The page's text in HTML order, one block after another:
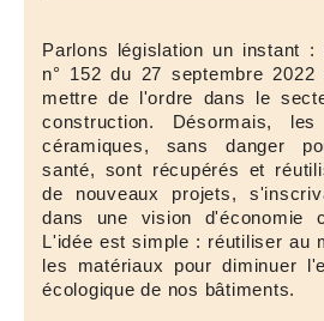
Parlons législation un instant :
n° 152 du 27 septembre 2022
mettre de l'ordre dans le
construction. Désormais, les
céramiques, sans danger
santé, sont récupérés et
de nouveaux projets,
dans une vision d'économie
L'idée est simple : réutiliser au
les matériaux pour diminuer
écologique de nos bâtiments.